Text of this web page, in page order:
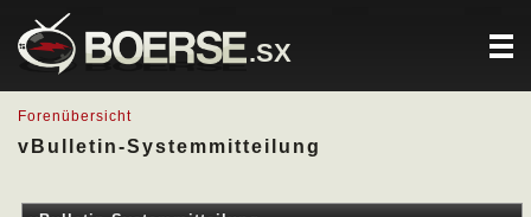
.SX
Forenübersicht
vBulletin-Systemmitteilung